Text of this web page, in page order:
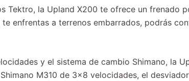
Tektro, la Upland X200 te ofrece un frenado
enfrentas a terrenos embarrados, podrás
y el sistema de cambio Shimano, la
M310 de 3×8 velocidades, el